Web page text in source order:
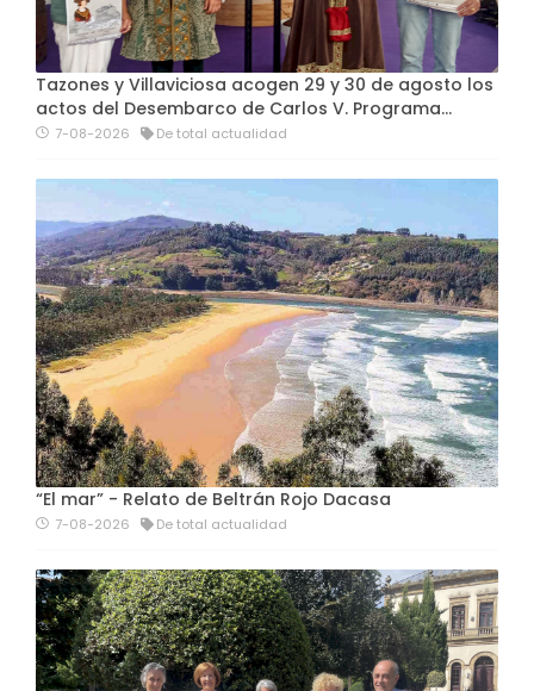
Tazones y Villaviciosa acogen 29 y 30 de agosto los
actos del Desembarco de Carlos V. Programa…
7-08-2026 De total actualidad
“El mar” - Relato de Beltrán Rojo Dacasa
7-08-2026 De total actualidad